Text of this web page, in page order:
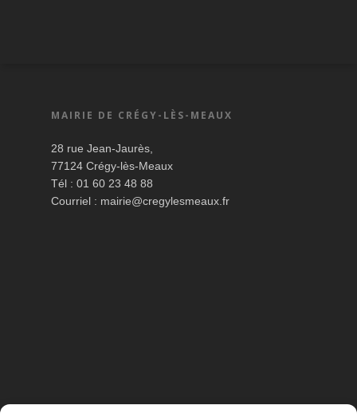
MAIRIE DE CRÉGY-LÈS-MEAUX
28 rue Jean-Jaurès,
77124 Crégy-lès-Meaux
Tél : 01 60 23 48 88
Courriel : mairie@cregylesmeaux.fr